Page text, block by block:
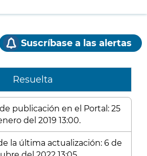
Suscríbase a las alertas
Resuelta
publicación en el Portal: 25
del 2019 13:00.
la última actualización: 6 de